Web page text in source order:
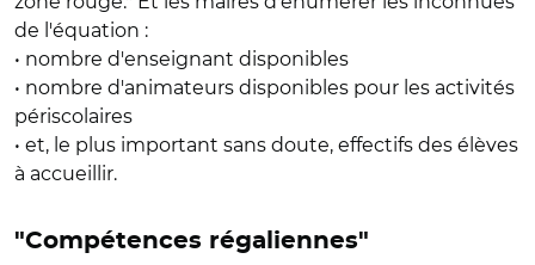
de l'équation :
• nombre d'enseignant disponibles
• nombre d'animateurs disponibles pour les activités
périscolaires
• et, le plus important sans doute, effectifs des élèves
à accueillir.
"Compétences régaliennes"